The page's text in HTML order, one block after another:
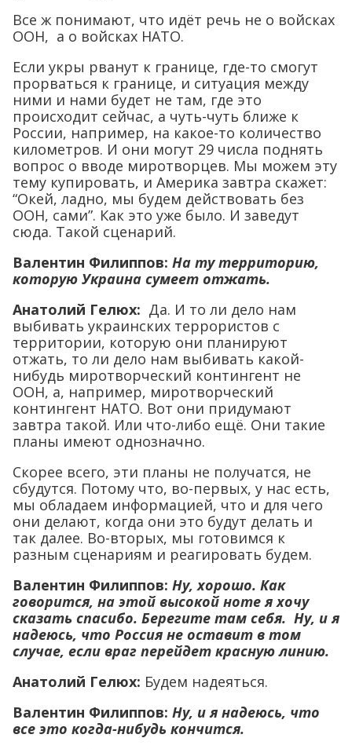
Все ж понимают, что идёт речь не о войсках
ООН, а о войсках НАТО.
Если укры рванут к границе, где-то смогут
прорваться к границе, и ситуация между
ними и нами будет не там, где это
происходит сейчас, а чуть-чуть ближе к
России, например, на какое-то количество
километров. И они могут 29 числа поднять
вопрос о вводе миротворцев. Мы можем эту
тему купировать, и Америка завтра скажет:
“Окей, ладно, мы будем действовать без
ООН, сами”. Как это уже было. И заведут
сюда. Такой сценарий.
Валентин Филиппов: На ту территорию,
которую Украина сумеет отжать.
Анатолий Гелюх: Да. И то ли дело нам
выбивать украинских террористов с
территории, которую они планируют
отжать, то ли дело нам выбивать какой-
нибудь миротворческий контингент не
ООН, а, например, миротворческий
контингент НАТО. Вот они придумают
завтра такой. Или что-либо ещё. Они такие
планы имеют однозначно.
Скорее всего, эти планы не получатся, не
сбудутся. Потому что, во-первых, у нас есть,
мы обладаем информацией, что и для чего
они делают, когда они это будут делать и
так далее. Во-вторых, мы готовимся к
разным сценариям и реагировать будем.
Валентин Филиппов: Ну, хорошо. Как
говорится, на этой высокой ноте я хочу
сказать спасибо. Берегите там себя. Ну, и я
надеюсь, что Россия не оставит в том
случае, если враг перейдет красную линию.
Анатолий Гелюх: Будем надеяться.
Валентин Филиппов: Ну, и я надеюсь, что
все это когда-нибудь кончится.